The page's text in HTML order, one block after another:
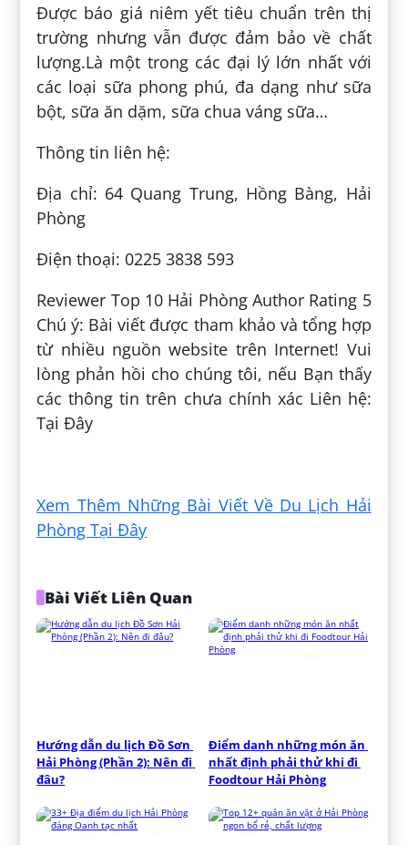
Được báo giá niêm yết tiêu chuẩn trên thị
trường nhưng vẫn được đảm bảo về chất
lượng.Là một trong các đại lý lớn nhất với
các loại sữa phong phú, đa dạng như sữa
bột, sữa ăn dặm, sữa chua váng sữa…
Thông tin liên hệ:
Địa chỉ: 64 Quang Trung, Hồng Bàng, Hải
Phòng
Điện thoại: 0225 3838 593
Reviewer Top 10 Hải Phòng Author Rating 5
Chú ý: Bài viết được tham khảo và tổng hợp
từ nhiều nguồn website trên Internet! Vui
lòng phản hồi cho chúng tôi, nếu Bạn thấy
các thông tin trên chưa chính xác Liên hệ:
Tại Đây
Xem Thêm Những Bài Viết Về Du Lịch Hải
Phòng Tại Đây
Bài Viết Liên Quan
Hướng dẫn du lịch Đồ Sơn
Hải Phòng (Phần 2): Nên đi
đâu?
Điểm danh những món ăn
nhất định phải thử khi đi
Foodtour Hải Phòng